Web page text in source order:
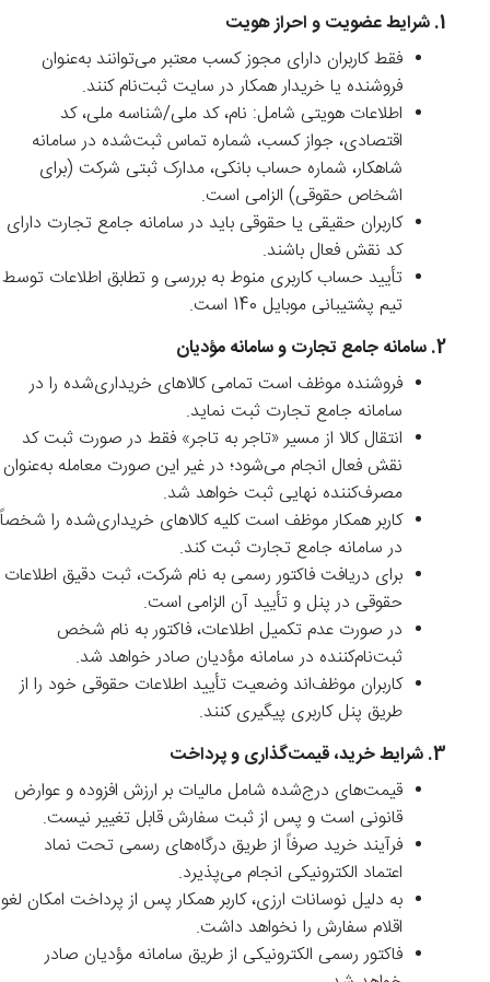
1. شرایط عضویت و احراز هویت
فقط کاربران دارای مجوز کسب معتبر می‌توانند به‌عنوان
فروشنده یا خریدار همکار در سایت ثبت‌نام کنند.
اطلاعات هویتی شامل: نام، کد ملی/شناسه ملی، کد
اقتصادی، جواز کسب، شماره تماس ثبت‌شده در سامانه
شاهکار، شماره حساب بانکی، مدارک ثبتی شرکت (برای
اشخاص حقوقی) الزامی است.
کاربران حقیقی یا حقوقی باید در سامانه جامع تجارت دارای
کد نقش فعال باشند.
تأیید حساب کاربری منوط به بررسی و تطابق اطلاعات توسط
تیم پشتیبانی موبایل 140 است.
2. سامانه جامع تجارت و سامانه مؤدیان
فروشنده موظف است تمامی کالاهای خریداری‌شده را در
سامانه جامع تجارت ثبت نماید.
انتقال کالا از مسیر «تاجر به تاجر» فقط در صورت ثبت کد
نقش فعال انجام می‌شود؛ در غیر این صورت معامله به‌عنوان
مصرف‌کننده نهایی ثبت خواهد شد.
کاربر همکار موظف است کلیه کالاهای خریداری‌شده را شخصاً
در سامانه جامع تجارت ثبت کند.
برای دریافت فاکتور رسمی به نام شرکت، ثبت دقیق اطلاعات
حقوقی در پنل و تأیید آن الزامی است.
در صورت عدم تکمیل اطلاعات، فاکتور به نام شخص
ثبت‌نام‌کننده در سامانه مؤدیان صادر خواهد شد.
کاربران موظف‌اند وضعیت تأیید اطلاعات حقوقی خود را از
طریق پنل کاربری پیگیری کنند.
3. شرایط خرید، قیمت‌گذاری و پرداخت
قیمت‌های درج‌شده شامل مالیات بر ارزش افزوده و عوارض
قانونی است و پس از ثبت سفارش قابل تغییر نیست.
فرآیند خرید صرفاً از طریق درگاه‌های رسمی تحت نماد
اعتماد الکترونیکی انجام می‌پذیرد.
به دلیل نوسانات ارزی، کاربر همکار پس از پرداخت امکان لغو
اقلام سفارش را نخواهد داشت.
فاکتور رسمی الکترونیکی از طریق سامانه مؤدیان صادر